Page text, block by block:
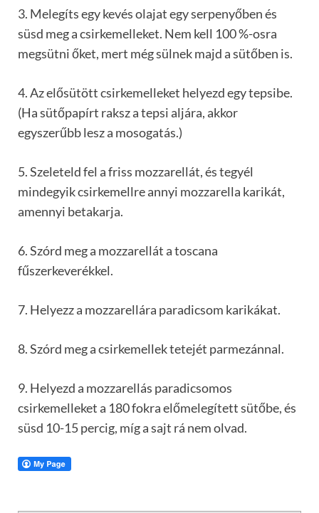
3. Melegíts egy kevés olajat egy serpenyőben és
süsd meg a csirkemelleket. Nem kell 100 %-osra
megsütni őket, mert még sülnek majd a sütőben is.
4. Az elősütött csirkemelleket helyezd egy tepsibe.
(Ha sütőpapírt raksz a tepsi aljára, akkor
egyszerűbb lesz a mosogatás.)
5. Szeleteld fel a friss mozzarellát, és tegyél
mindegyik csirkemellre annyi mozzarella karikát,
amennyi betakarja.
6. Szórd meg a mozzarellát a toscana
fűszerkeverékkel.
7. Helyezz a mozzarellára paradicsom karikákat.
8. Szórd meg a csirkemellek tetejét parmezánnal.
9. Helyezd a mozzarellás paradicsomos
csirkemelleket a 180 fokra előmelegített sütőbe, és
süsd 10-15 percig, míg a sajt rá nem olvad.